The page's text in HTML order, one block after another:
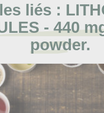
liés :
- 440
powder.